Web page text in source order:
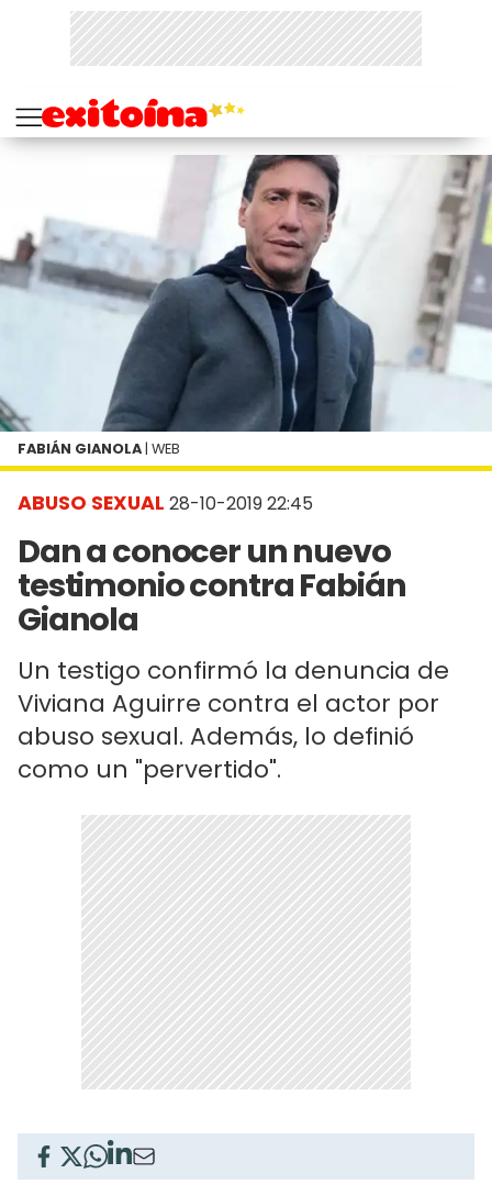
ABUSO SEXUAL 28-10-2019 22:45
Dan a conocer un nuevo
testimonio contra Fabián
Gianola
Un testigo confirmó la denuncia de
Viviana Aguirre contra el actor por
abuso sexual. Además, lo definió
como un "pervertido".
FABIÁN GIANOLA | WEB